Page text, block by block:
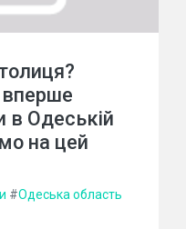
вперше
в Одеській
на цей
#Одеська область